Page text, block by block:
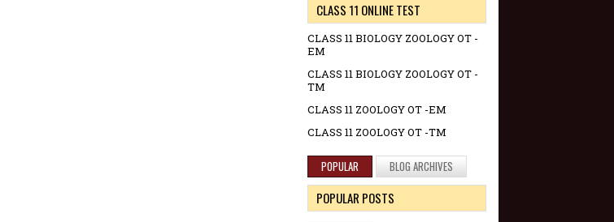
CLASS 11 ONLINE TEST
CLASS 11 BIOLOGY ZOOLOGY OT -
EM
CLASS 11 BIOLOGY ZOOLOGY OT -
TM
CLASS 11 ZOOLOGY OT -EM
CLASS 11 ZOOLOGY OT -TM
POPULAR BLOG ARCHIVES
POPULAR POSTS